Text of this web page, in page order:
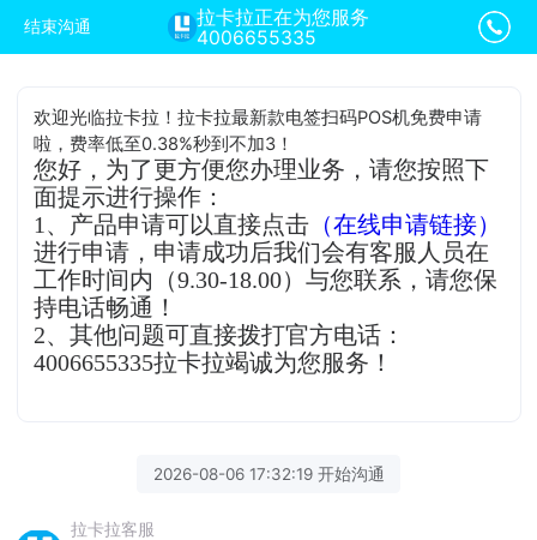
结束沟通
拉卡拉正在为您服务
4006655335
欢迎光临拉卡拉！拉卡拉最新款电签扫码POS机免费申请
啦，费率低至0.38%秒到不加3！
您好，为了更方便您办理业务，请您按照下
面提示进行操作：
1、产品申请可以直接点击 （在线申请链接）
进行申请，申请成功后我们会有客服人员在
工作时间内（9.30-18.00）与您联系，请您保
持电话畅通！
2、其他问题可直接拨打官方电话：
4006655335拉卡拉竭诚为您服务！
2026-08-06 17:32:19 开始沟通
拉卡拉客服